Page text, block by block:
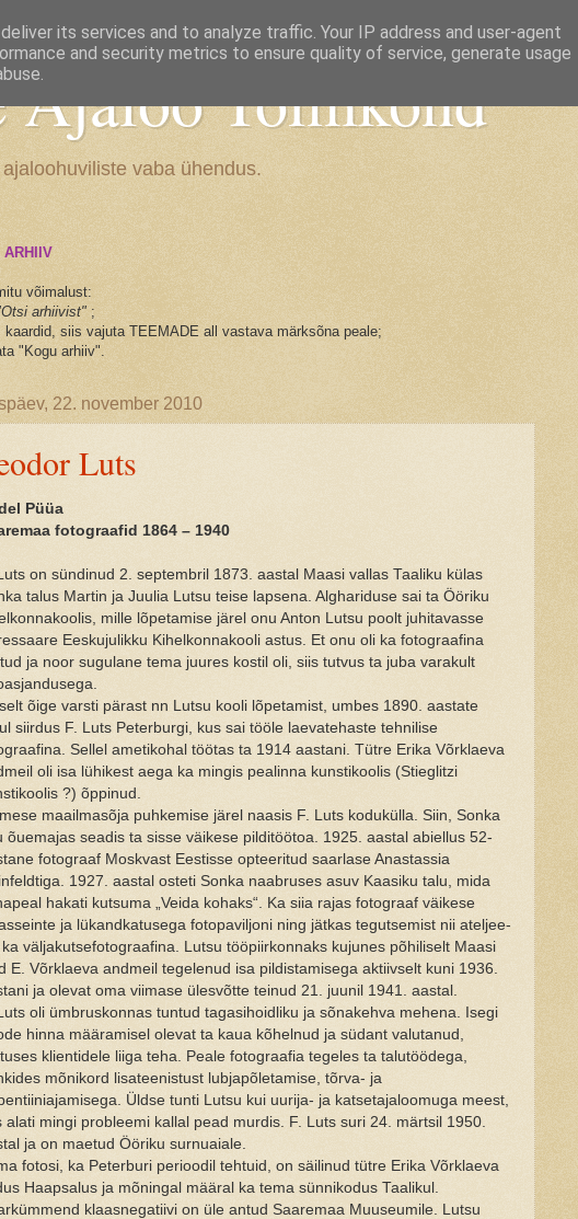
Ajaloo Toimkond
vaba ühendus.
ARHIIV
võimalust:
arhiivist" ;
siis vajuta TEEMADE all vastava märksõna peale;
"Kogu arhiiv".
22. november 2010
Luts
Püüa
fotograafid 1864 – 1940
on sündinud 2. septembril 1873. aastal Maasi vallas Taaliku külas
talus Martin ja Juulia Lutsu teise lapsena. Alghariduse sai ta Ööriku
mille lõpetamise järel onu Anton Lutsu poolt juhitavasse
Eeskujulikku Kihelkonnakooli astus. Et onu oli ka fotograafina
ja noor sugulane tema juures kostil oli, siis tutvus ta juba varakult
õige varsti pärast nn Lutsu kooli lõpetamist, umbes 1890. aastate
siirdus F. Luts Peterburgi, kus sai tööle laevatehaste tehnilise
Sellel ametikohal töötas ta 1914 aastani. Tütre Erika Võrklaeva
oli isa lühikest aega ka mingis pealinna kunstikoolis (Stieglitzi
?) õppinud.
maailmasõja puhkemise järel naasis F. Luts kodukülla. Siin, Sonka
õuemajas seadis ta sisse väikese pilditöötoa. 1925. aastal abiellus 52-
fotograaf Moskvast Eestisse opteeritud saarlase Anastassia
1927. aastal osteti Sonka naabruses asuv Kaasiku talu, mida
hakati kutsuma „Veida kohaks“. Ka siia rajas fotograaf väikese
ja lükandkatusega fotopaviljoni ning jätkas tegutsemist nii ateljee-
väljakutsefotograafina. Lutsu tööpiirkonnaks kujunes põhiliselt Maasi
E. Võrklaeva andmeil tegelenud isa pildistamisega aktiivselt kuni 1936.
ja olevat oma viimase ülesvõtte teinud 21. juunil 1941. aastal.
oli ümbruskonnas tuntud tagasihoidliku ja sõnakehva mehena. Isegi
hinna määramisel olevat ta kaua kõhelnud ja südant valutanud,
klientidele liiga teha. Peale fotograafia tegeles ta talutöödega,
mõnikord lisateenistust lubjapõletamise, tõrva- ja
Üldse tunti Lutsu kui uurija- ja katsetajaloomuga meest,
alati mingi probleemi kallal pead murdis. F. Luts suri 24. märtsil 1950.
ja on maetud Ööriku surnuaiale.
fotosi, ka Peterburi perioodil tehtuid, on säilinud tütre Erika Võrklaeva
Haapsalus ja mõningal määral ka tema sünnikodus Taalikul.
klaasnegatiivi on üle antud Saaremaa Muuseumile. Lutsu
its services and to analyze traffic. Your IP address and user-agent
and security metrics to ensure quality of service, generate usage